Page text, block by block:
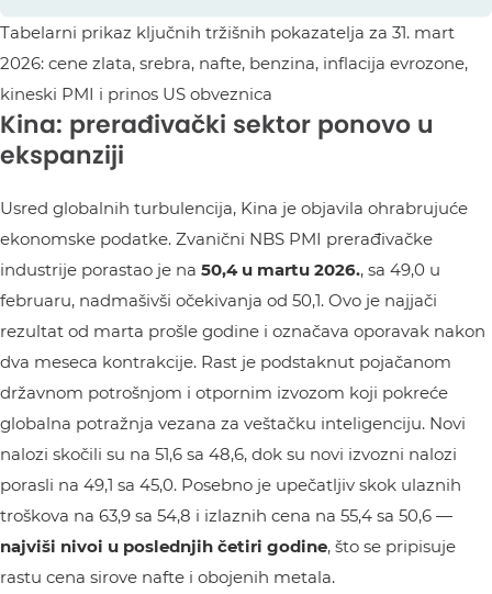
Tabelarni prikaz ključnih tržišnih pokazatelja za 31. mart
2026: cene zlata, srebra, nafte, benzina, inflacija evrozone,
kineski PMI i prinos US obveznica
Kina: prerađivački sektor ponovo u
ekspanziji
Usred globalnih turbulencija, Kina je objavila ohrabrujuće
ekonomske podatke. Zvanični NBS PMI prerađivačke
industrije porastao je na 50,4 u martu 2026., sa 49,0 u
februaru, nadmašivši očekivanja od 50,1. Ovo je najjači
rezultat od marta prošle godine i označava oporavak nakon
dva meseca kontrakcije. Rast je podstaknut pojačanom
državnom potrošnjom i otpornim izvozom koji pokreće
globalna potražnja vezana za veštačku inteligenciju. Novi
nalozi skočili su na 51,6 sa 48,6, dok su novi izvozni nalozi
porasli na 49,1 sa 45,0. Posebno je upečatljiv skok ulaznih
troškova na 63,9 sa 54,8 i izlaznih cena na 55,4 sa 50,6 —
najviši nivoi u poslednjih četiri godine, što se pripisuje
rastu cena sirove nafte i obojenih metala.